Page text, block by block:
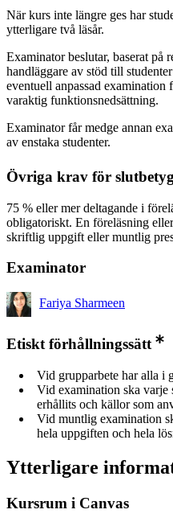
När kurs inte längre ges har
ytterligare två läsår.
Examinator beslutar, baserat
handläggare av stöd till
eventuell anpassad examination
varaktig funktionsnedsättning.
Examinator får medge annan
av enstaka studenter.
Övriga krav för slutbetyg
75 % eller mer deltagande i
obligatoriskt. En föreläsning
skriftlig uppgift eller muntlig
Examinator
Fariya Sharmeen
Etiskt förhållningssätt
Vid grupparbete har alla i
Vid examination ska varje
erhållits och källor som
Vid muntlig examination
hela uppgiften och hela
Ytterligare
Kursrum i Canvas